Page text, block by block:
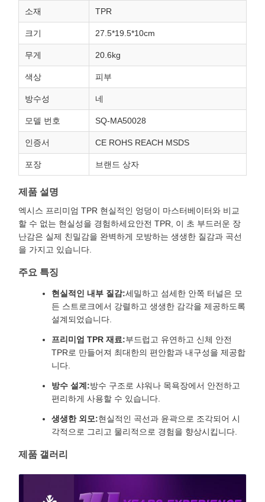
소재 TPR
크기 27.5*19.5*10cm
무게 20.6kg
색상 피부
방수성 네
모델 번호 SQ-MA50028
인증서 CE ROHS REACH MSDS
포장 브랜드 상자
제품 설명
엑시스 프리미엄 TPR 현실적인 엉덩이 마스터베이터와 비교
할 수 없는 현실성을 경험하세요안전 TPR, 이 초 부드러운 장
난감은 실제 친밀감을 완벽하게 모방하는 생생한 질감과 곡선
을 가지고 있습니다.
주요 특징
현실적인 내부 질감:세밀하고 섬세한 안쪽 터널은 모
든 스트로크에서 강렬하고 생생한 감각을 제공하도록
설계되었습니다.
프리미엄 TPR 재료:부드럽고 유연하고 신체 안전
TPR로 만들어져 최대한의 편안함과 내구성을 제공합
니다.
방수 설계:방수 구조로 샤워나 목욕장에서 안전하고
편리하게 사용할 수 있습니다.
생생한 외모:현실적인 곡선과 윤곽으로 조각되어 시
각적으로 그리고 물리적으로 경험을 향상시킵니다.
제품 갤러리